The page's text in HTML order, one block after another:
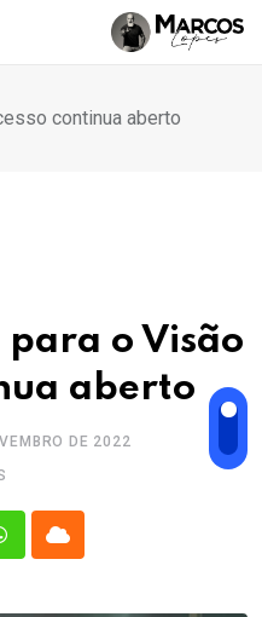
continua aberto
o Visão
aberto
DE 2022
Cloud